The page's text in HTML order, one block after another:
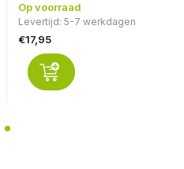
Op voorraad
Levertijd: 5-7 werkdagen
€17,95